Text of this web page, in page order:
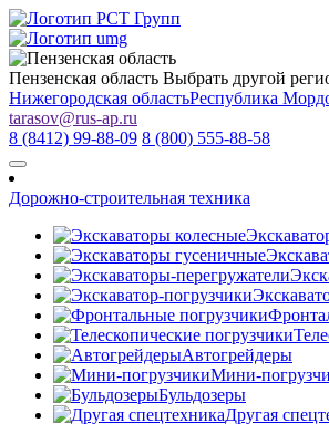
Пензенская область Выбрать другой
Нижегородская областьРеспублика
tarasov@rus-ap.ru
8 (8412) 99-88-09 8 (800) 555-88-58
Дорожно-строительная техника
Автогрейдеры
Мини-
Бульдозеры
Другая